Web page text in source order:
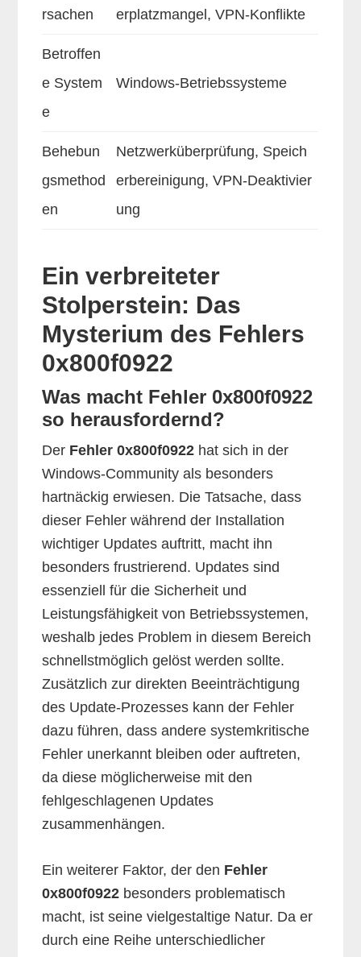
rsachen
erplatzmangel, VPN-Konflikte
Betroffen
e System
e
Windows-Betriebssysteme
Behebun
gsmethod
en
Netzwerküberprüfung, Speich
erbereinigung, VPN-Deaktivier
ung
Ein verbreiteter
Stolperstein: Das
Mysterium des Fehlers
0x800f0922
Was macht Fehler 0x800f0922
so herausfordernd?
Der Fehler 0x800f0922 hat sich in der
Windows-Community als besonders
hartnäckig erwiesen. Die Tatsache, dass
dieser Fehler während der Installation
wichtiger Updates auftritt, macht ihn
besonders frustrierend. Updates sind
essenziell für die Sicherheit und
Leistungsfähigkeit von Betriebssystemen,
weshalb jedes Problem in diesem Bereich
schnellstmöglich gelöst werden sollte.
Zusätzlich zur direkten Beeinträchtigung
des Update-Prozesses kann der Fehler
dazu führen, dass andere systemkritische
Fehler unerkannt bleiben oder auftreten,
da diese möglicherweise mit den
fehlgeschlagenen Updates
zusammenhängen.
Ein weiterer Faktor, der den Fehler
0x800f0922 besonders problematisch
macht, ist seine vielgestaltige Natur. Da er
durch eine Reihe unterschiedlicher